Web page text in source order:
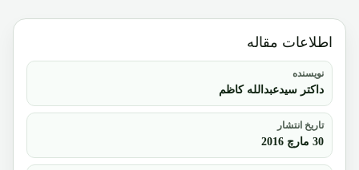
اطلاعات مقاله
نویسنده
داکتر سیدعبدالله کاظم
تاریخ انتشار
30 مارچ 2016